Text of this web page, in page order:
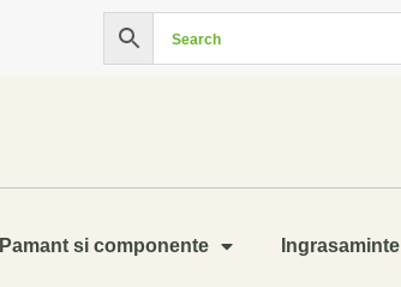
Pamant si componente Ingrasaminte